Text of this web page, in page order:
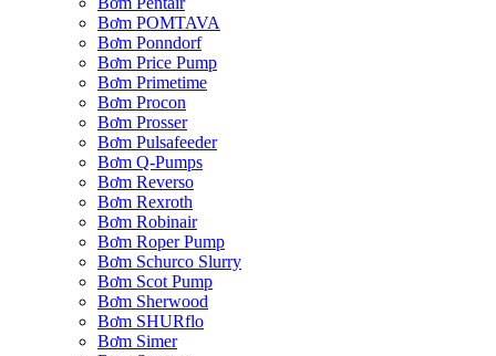
Bơm POMTAVA
Bơm Ponndorf
Bơm Price Pump
Bơm Primetime
Bơm Procon
Bơm Prosser
Bơm Pulsafeeder
Bơm Q-Pumps
Bơm Reverso
Bơm Rexroth
Bơm Robinair
Bơm Roper Pump
Bơm Schurco Slurry
Bơm Scot Pump
Bơm Sherwood
Bơm SHURflo
Bơm Simer